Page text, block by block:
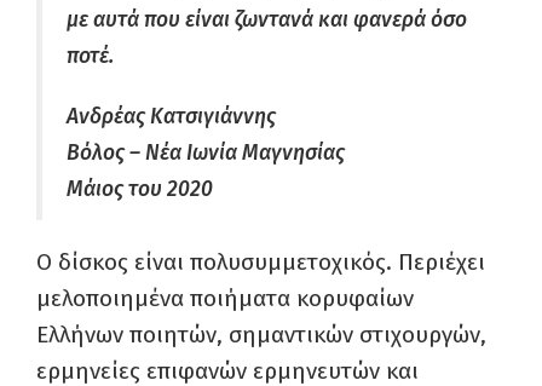
με αυτά που είναι ζωντανά και φανερά όσο
ποτέ.
Ανδρέας Κατσιγιάννης
Βόλος – Νέα Ιωνία Μαγνησίας
Μάιος του 2020
Ο δίσκος είναι πολυσυμμετοχικός. Περιέχει
μελοποιημένα ποιήματα κορυφαίων
Ελλήνων ποιητών, σημαντικών στιχουργών,
ερμηνείες επιφανών ερμηνευτών και